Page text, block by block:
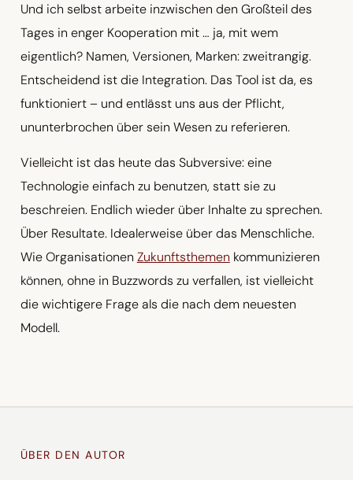
Und ich selbst arbeite inzwischen den Großteil des
Tages in enger Kooperation mit … ja, mit wem
eigentlich? Namen, Versionen, Marken: zweitrangig.
Entscheidend ist die Integration. Das Tool ist da, es
funktioniert – und entlässt uns aus der Pflicht,
ununterbrochen über sein Wesen zu referieren.
Vielleicht ist das heute das Subversive: eine
Technologie einfach zu benutzen, statt sie zu
beschreien. Endlich wieder über Inhalte zu sprechen.
Über Resultate. Idealerweise über das Menschliche.
Wie Organisationen Zukunftsthemen kommunizieren
können, ohne in Buzzwords zu verfallen, ist vielleicht
die wichtigere Frage als die nach dem neuesten
Modell.
ÜBER DEN AUTOR